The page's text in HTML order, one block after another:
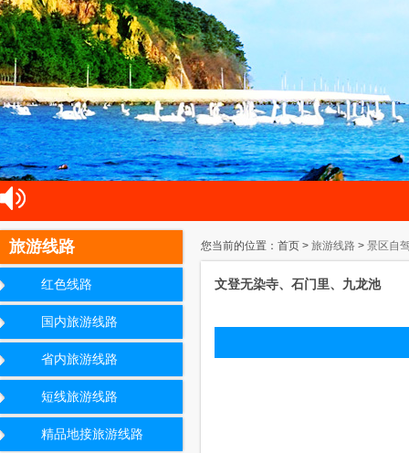
旅游线路
红色线路
国内旅游线路
省内旅游线路
短线旅游线路
精品地接旅游线路
您当前的位置：首页 > 旅游线路 > 景区自
文登无染寺、石门里、九龙池